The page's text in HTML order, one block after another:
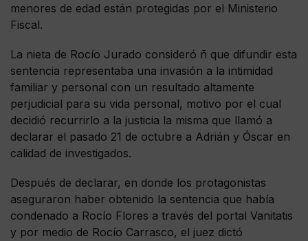
menores de edad están protegidas por el Ministerio
Fiscal.
La nieta de Rocío Jurado consideró ñ que difundir esta
sentencia representaba una invasión a la intimidad
familiar y personal con un resultado altamente
perjudicial para su vida personal, motivo por el cual
decidió recurrirlo a la justicia la misma que llamó a
declarar el pasado 21 de octubre a Adrián y Óscar en
calidad de investigados.
Después de declarar, en donde los protagonistas
aseguraron haber obtenido la sentencia que había
condenado a Rocío Flores a través del portal Vanitatis
y por medio de Rocío Carrasco, el juez dictó